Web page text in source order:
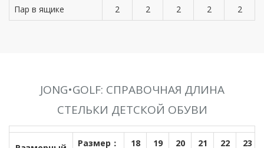
Пар в ящике 2 2 2 2 2
JONG•GOLF: СПРАВОЧНАЯ ДЛИНА
СТЕЛЬКИ ДЕТСКОЙ ОБУВИ
Размер： 18 19 20 21 22 23